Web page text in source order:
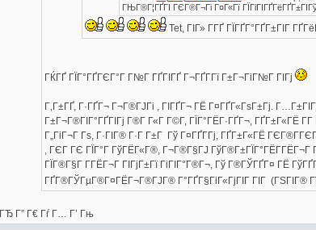
ГЊГ®Г¦ГҐГІ ГЄГ®Г¬Гі Г¤Г«Гї
Tet, ГІГ» Г­ГҐ ГЇГҐГ°ГҐГ±ГІГ
ГЌГҐ ГЇГ°ГҐГЄГ°Г Г№Г ГҐГІГҐ Г¬ГҐГ­Гї Г±Г¬ГіГ№Г ГІГј
Г‚Г±ГҐ, Г·ГҐГ¬ Г¬Г®ГЈГі , ГІГҐГ¬ ГЁ Г¤ГҐГ«ГѕГ±Гј.
Г±Г¬Г®ГІГ°ГҐГІГј Г®Г­ Г«Г Г©Г­, ГЇГ°ГЁГ·ГҐГ¬, ГҐГ±Г«ГЁ
Г„ГіГ¬Г Гѕ, Г·ГІГ® Г·Г Г±Г Гў Г¤ГҐГ­Гј, ГҐГ±Г«ГЁ
, ГЄГ ГЄ ГЇГ°Г ГўГЁГ«Г®, Г¬Г®Г§ГЈ ГўГ®Г±ГЇГ°ГЁГ­ГЁГ¬Г
ГЇГ®Г§Г Г­ГЁГ¬Г ГІГјГ±Гї ГіГІГ°Г®Г¬, Гў Г®ГЎГҐГ¤ ГЁ
ГҐГ®ГЎГµГ®Г¤ГЁГ¬Г®ГЈГ® Г°ГҐГ§ГіГ«ГјГІГ ГІГ (ГЅГІГ®
ГЂ Г” Г€ Гѓ Г… Г’ Гњ